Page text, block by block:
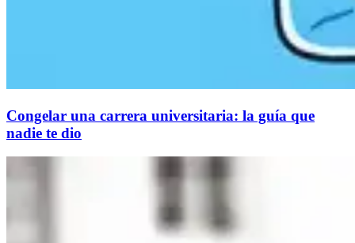
Congelar una carrera universitaria: la guía que
nadie te dio